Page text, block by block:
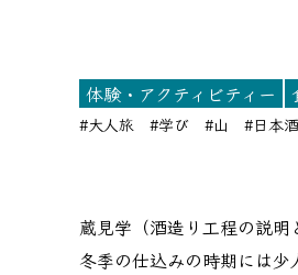
体験・アクティビティー
#大人旅 #学び #山 #日本酒
蔵見学（酒造り工程の説明
冬季の仕込みの時期には少